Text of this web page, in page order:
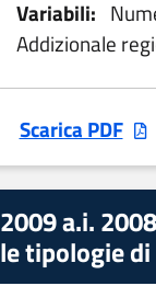
Variabili:
Addizionale
Scarica PDF
2009 a.i.
le tipologie